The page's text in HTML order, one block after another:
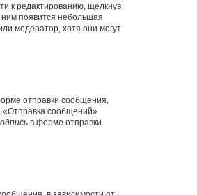
к редактированию, щёлкнув
ним появится небольшая
модератор, хотя они могут
отправки сообщения,
«Отправка сообщений»
в форме отправки